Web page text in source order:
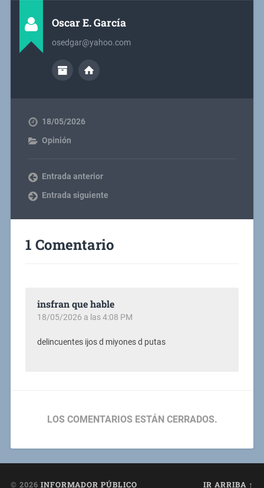
Oscar E. García
osedgar@yahoo.com
18/05/2026
Opinión
Entrada anterior
Entrada siguiente
1 Comentario
insfran que hable
18/05/2026 a las 4:08 PM
delincuentes ijos d miyones d putas
LOS COMENTARIOS ESTÁN CERRADOS.
© 2026 INFORMADOR PÚBLICO IR ARRIBA ↑